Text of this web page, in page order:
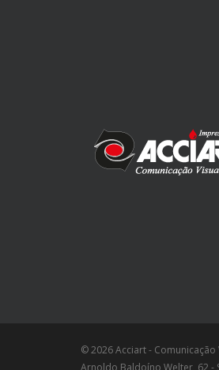
© 2026 Acciart - Comunicação
Arnoldo Baldoíno Welter, 62 -